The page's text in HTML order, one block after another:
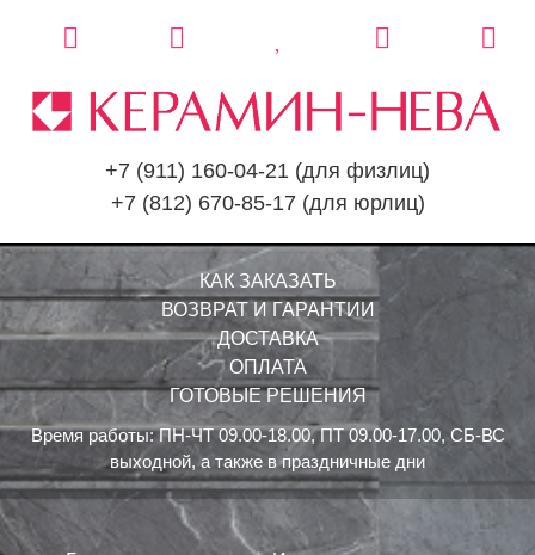
+7 (911) 160-04-21 (для физлиц)
+7 (812) 670-85-17 (для юрлиц)
КАК ЗАКАЗАТЬ
ВОЗВРАТ И ГАРАНТИИ
ДОСТАВКА
ОПЛАТА
ГОТОВЫЕ РЕШЕНИЯ
Время работы: ПН-ЧТ 09.00-18.00, ПТ 09.00-17.00, СБ-ВС
выходной, а также в праздничные дни